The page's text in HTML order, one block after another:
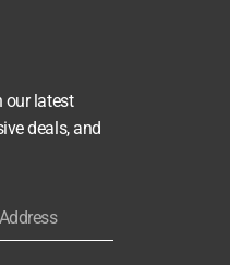
our latest
deals, and